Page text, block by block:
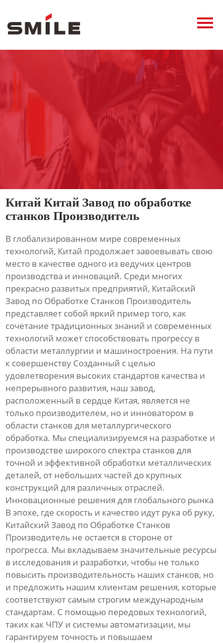
Продукция
О нас
Контакты
Китай Китай Завод по обработке
станков Производитель
В глобализированном мире современных
технологий, Китай продолжает завоевывать свою
место в качестве одного из ведучих центров
производства и инноваций. Среди многих
прекрасно развитых предприятий, Китайский
Завод по Обработке Станков Производитель
представляет собой яркий пример того, как
сочетание традиционных знаний и современных
технологий может способствовать прогрессу в
области металлургии и машиностроения. На пути
к совершенству Созданный с целью
удовлетворения высоких стандартов качества и
непрерывного развития, наш завод,
расположенный в сердце Китая, является не
только производителем, но и инноватором в
области станков для металлургического
обработка. Мы специализируемся на разработке и
производстве широкого спектра станков для
точной и эффективной обработки металлических
деталей, от небольших частей до крупных
конструкций для различных отраслей.
Инновационные решения для глобального рынка
В эпохе, где скорость и качество идут рука об руку,
Китайский Завод по Обработке Станков
Производитель не остается в стороне от
прогресса. Мы вкладываем значительные ресурсы
в исследования и разработки, чтобы не только
повысить производительность наших станков, но
и предложить нашим клиентам решения, которые
соответствуют самым строгим международным
стандартам. С помощью передовых технологий,
таких как ЧПУ и системы автоматизации, мы
гарантируем точность и повышаем